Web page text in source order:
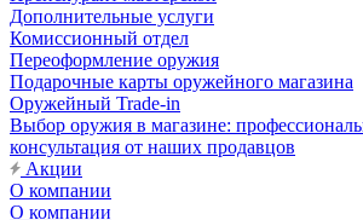
Дополнительные услуги
Комиссионный отдел
Переоформление оружия
Подарочные карты оружейного магазина
Оружейный Trade-in
Выбор оружия в магазине:
консультация от наших продавцов
Акции
О компании
О компании